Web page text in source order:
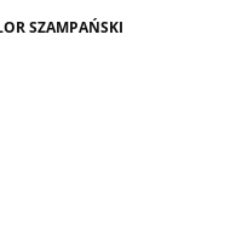
SZAMPAŃSKI